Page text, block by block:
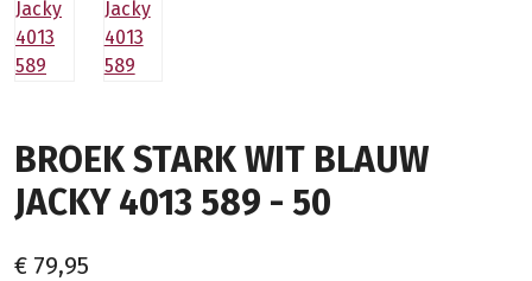
BROEK STARK WIT BLAUW
JACKY 4013 589 - 50
€ 79,95